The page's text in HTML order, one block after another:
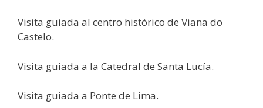
Visita guiada al centro histórico de Viana do
Castelo.
Visita guiada a la Catedral de Santa Lucía.
Visita guiada a Ponte de Lima.